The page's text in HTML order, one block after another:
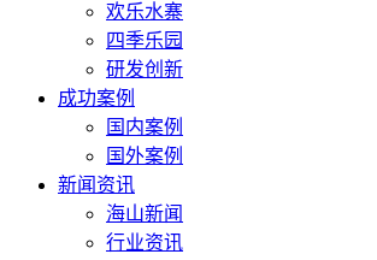
欢乐水寨
四季乐园
研发创新
成功案例
国内案例
国外案例
新闻资讯
海山新闻
行业资讯